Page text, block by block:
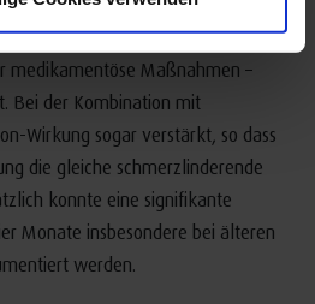
Monotherapie – ohne zusätzliche
medikamentöse Maßnahmen –
Bei der Kombination mit
Wirkung sogar verstärkt, so dass
die gleiche schmerzlinderende
konnte eine signifikante
Monate insbesondere bei älteren
werden.